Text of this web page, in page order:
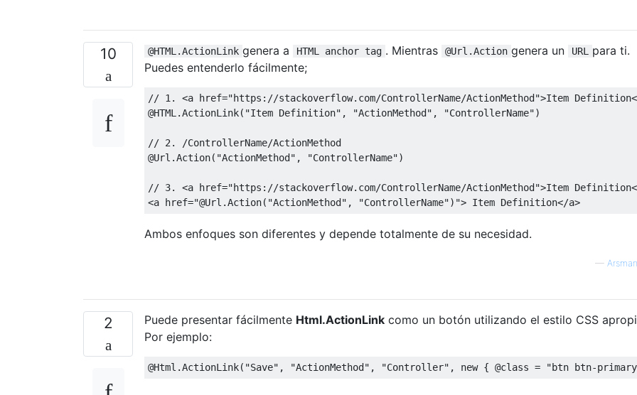
10 @HTML.ActionLink genera a HTML anchor tag . Mientras @Url.Action genera un URL
para ti.
Puedes entenderlo fácilmente;
// 1. <a href="https://stackoverflow.com/ControllerName/ActionMethod">Item
@HTML .ActionLink( "Item Definition" , "ActionMethod" , "ControllerName")
// 2. /ControllerName/ActionMethod
@Url .Action( "ActionMethod" , "ControllerName")
// 3. <a href="https://stackoverflow.com/ControllerName/ActionMethod">Item
<a href="@Url.Action("ActionMethod", "ControllerName")"> Item Definition</a>
Ambos enfoques son diferentes y depende totalmente de su necesidad.
—
2 Puede presentar fácilmente Html.ActionLink como un botón utilizando el estilo CSS
Por ejemplo:
@Html .ActionLink( "Save" , "ActionMethod" , "Controller" , new { @class = "btn btn-